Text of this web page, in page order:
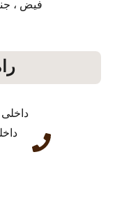
فیض ،
داخلی 1 : امورپروانه کسب و بازرسی
داخلی 3: